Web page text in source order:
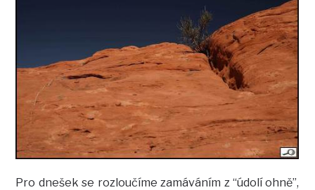
Pro dnešek se rozloučíme zamáváním z “údolí ohně”,